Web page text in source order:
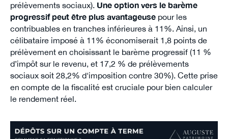
prélèvements sociaux). Une option vers le barème
progressif peut être plus avantageusepour les
contribuables en tranches inférieures à 11%. Ainsi, un
célibataire imposé à 11% économiserait 1,8 points de
prélèvement en choisissant le barème progressif (11 %
d’impôt sur le revenu, et 17,2 % de prélèvements
sociaux soit 28,2% d'imposition contre 30%). Cette prise
en compte de la fiscalité est cruciale pour bien calculer
le rendement réel.